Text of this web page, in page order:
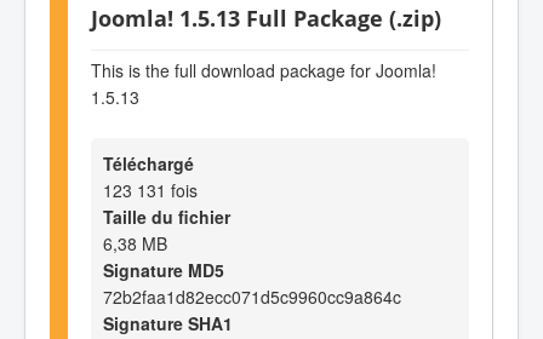
Joomla! 1.5.13 Full Package (.zip)
This is the full download package for Joomla!
1.5.13
Téléchargé
123 131 fois
Taille du fichier
6,38 MB
Signature MD5
72b2faa1d82ecc071d5c9960cc9a864c
Signature SHA1